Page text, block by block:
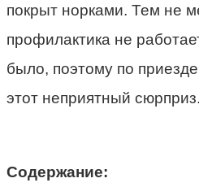
покрыт норками. Тем не
профилактика не
было, поэтому по
этот неприятный сюрприз.
Содержание: